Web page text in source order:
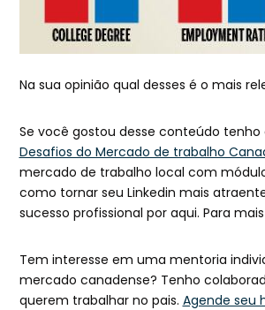
Na sua opinião qual desses é o mais
Se você gostou desse conteúdo
Desafios do Mercado de trabalho
mercado de trabalho local com
como tornar seu Linkedin mais
sucesso profissional por aqui. Para
Tem interesse em uma mentoria
mercado canadense? Tenho
querem trabalhar no pais. Agende seu